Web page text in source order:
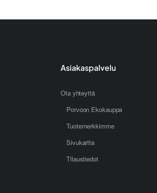
Asiakaspalvelu
Ota yhteyttä
Porvoon Ekokauppa
Tuotemerkkimme
Sivukartta
Tilaustiedot